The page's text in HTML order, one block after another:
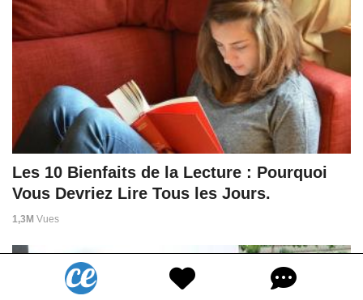
Les 10 Bienfaits de la Lecture : Pourquoi
Vous Devriez Lire Tous les Jours.
1,3M Vues